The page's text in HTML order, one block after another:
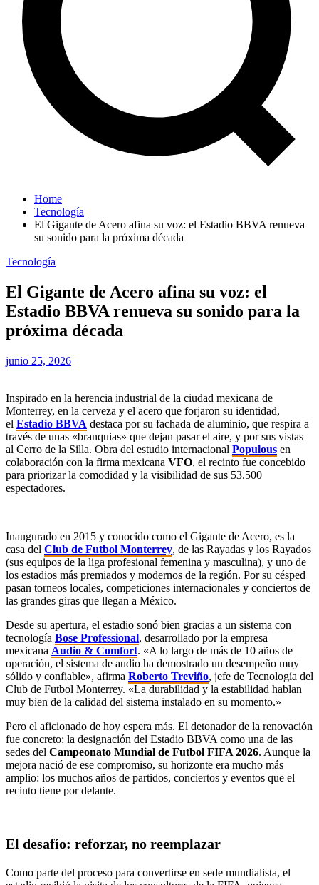
Home
Tecnología
El Gigante de Acero afina su voz: el Estadio BBVA renueva
su sonido para la próxima década
Tecnología
El Gigante de Acero afina su voz: el
Estadio BBVA renueva su sonido para la
próxima década
junio 25, 2026
Inspirado en la herencia industrial de la ciudad mexicana de
Monterrey, en la cerveza y el acero que forjaron su identidad,
el Estadio BBVA destaca por su fachada de aluminio, que respira a
través de unas «branquias» que dejan pasar el aire, y por sus vistas
al Cerro de la Silla. Obra del estudio internacional Populous en
colaboración con la firma mexicana VFO, el recinto fue concebido
para priorizar la comodidad y la visibilidad de sus 53.500
espectadores.
Inaugurado en 2015 y conocido como el Gigante de Acero, es la
casa del Club de Futbol Monterrey, de las Rayadas y los Rayados
(sus equipos de la liga profesional femenina y masculina), y uno de
los estadios más premiados y modernos de la región. Por su césped
pasan torneos locales, competiciones internacionales y conciertos de
las grandes giras que llegan a México.
Desde su apertura, el estadio sonó bien gracias a un sistema con
tecnología Bose Professional, desarrollado por la empresa
mexicana Audio & Comfort. «A lo largo de más de 10 años de
operación, el sistema de audio ha demostrado un desempeño muy
sólido y confiable», afirma Roberto Treviño, jefe de Tecnología del
Club de Futbol Monterrey. «La durabilidad y la estabilidad hablan
muy bien de la calidad del sistema instalado en su momento.»
Pero el aficionado de hoy espera más. El detonador de la renovación
fue concreto: la designación del Estadio BBVA como una de las
sedes del Campeonato Mundial de Futbol FIFA 2026. Aunque la
mejora nació de ese compromiso, su horizonte era mucho más
amplio: los muchos años de partidos, conciertos y eventos que el
recinto tiene por delante.
El desafío: reforzar, no reemplazar
Como parte del proceso para convertirse en sede mundialista, el